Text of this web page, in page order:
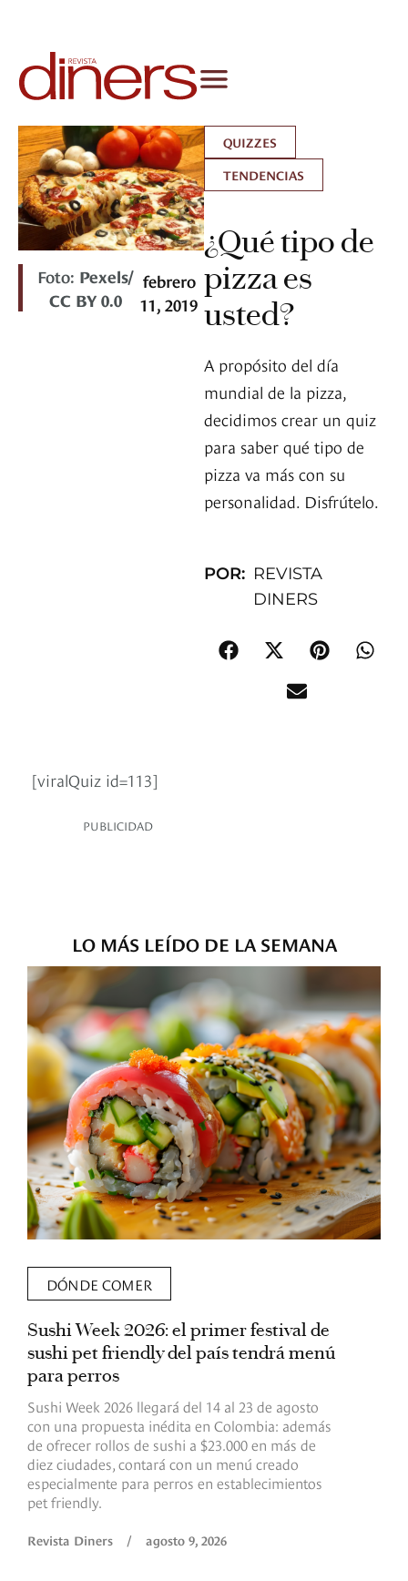
Foto: Pexels/
CC BY 0.0
febrero
11, 2019
QUIZZES
TENDENCIAS
¿Qué tipo de
pizza es
usted?
A propósito del día
mundial de la pizza,
decidimos crear un quiz
para saber qué tipo de
pizza va más con su
personalidad. Disfrútelo.
POR: REVISTA
DINERS
[viralQuiz id=113]
PUBLICIDAD
LO MÁS LEÍDO DE LA SEMANA
DÓNDE COMER
Sushi Week 2026: el primer festival de
sushi pet friendly del país tendrá menú
para perros
Sushi Week 2026 llegará del 14 al 23 de agosto
con una propuesta inédita en Colombia: además
de ofrecer rollos de sushi a $23.000 en más de
diez ciudades, contará con un menú creado
especialmente para perros en establecimientos
pet friendly.
Revista Diners / agosto 9, 2026